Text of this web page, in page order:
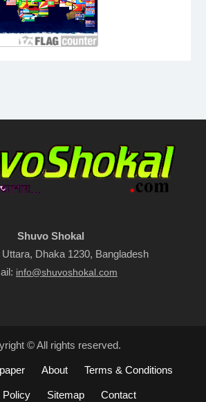
Shuvo Shokal
Uttara, Dhaka 1230, Bangladesh
info@shuvoshokal.com
© All rights reserved.
About Terms & Conditions
Policy Sitemap Contact